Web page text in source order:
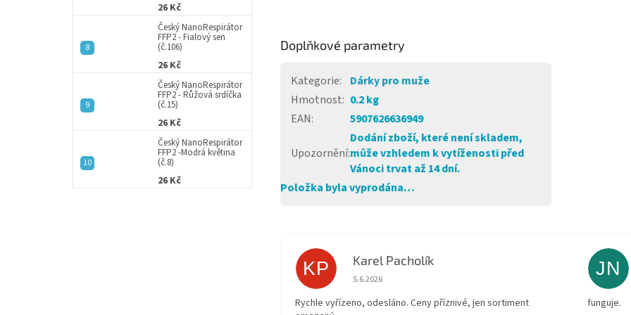
26 Kč
Český NanoRespirátor
FFP2 - Fialový sen
(č.106)
26 Kč
Český NanoRespirátor
FFP2 - Růžová srdíčka
(č.15)
26 Kč
Český NanoRespirátor
FFP2 -Modrá květina
(č.8)
26 Kč
Doplňkové parametry
Kategorie:
Dárky pro muže
Hmotnost: 0.2 kg
EAN: 5907626636949
Upozornění:
Dodání zboží, které není skladem,
může vzhledem k vytíženosti před
Vánoci trvat až 14 dní.
Položka byla vyprodána…
KP Karel Pacholík
Hodnocení obchodu je 4 z 5 hvězdiček.
5.6.2026
Rychle vyřízeno, odesláno. Ceny příznivé, jen sortiment
JN
funguje.